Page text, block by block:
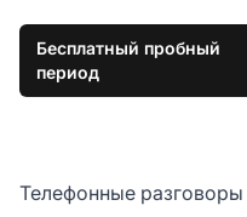
Бесплатный пробный
период
Телефонные